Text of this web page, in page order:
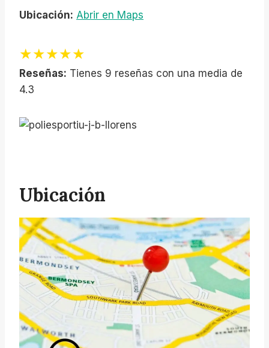
Ubicación: Abrir en Maps
★★★★★
Reseñas: Tienes 9 reseñas con una media de
4.3
Ubicación